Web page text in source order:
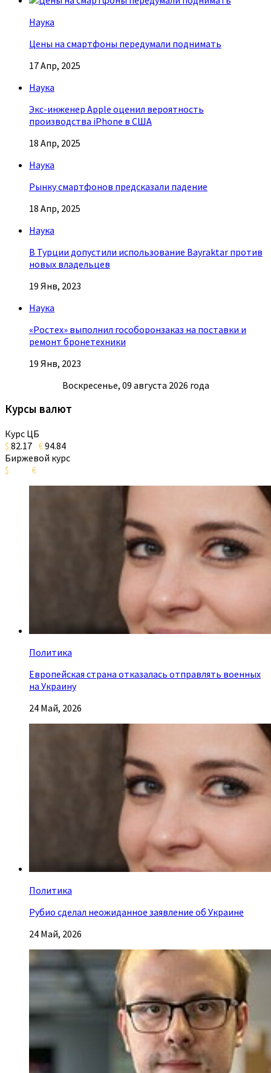
Наука
Цены на смартфоны передумали поднимать
17 Апр, 2025
Наука
Экс-инженер Apple оценил вероятность
производства iPhone в США
18 Апр, 2025
Наука
Рынку смартфонов предсказали падение
18 Апр, 2025
Наука
В Турции допустили использование Bayraktar против
новых владельцев
19 Янв, 2023
Наука
«Ростех» выполнил гособоронзаказ на поставки и
ремонт бронетехники
19 Янв, 2023
Воскресенье, 09 августа 2026 года
Курсы валют
Курс ЦБ
$ 82.17 €94.84
Биржевой курс
$
€
Политика
Европейская страна отказалась отправлять военных
на Украину
24 Май, 2026
Политика
Рубио сделал неожиданное заявление об Украине
24 Май, 2026